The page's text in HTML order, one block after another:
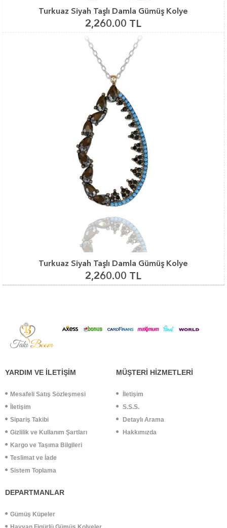
Turkuaz Siyah Taşlı Damla Gümüş Kolye
2,260.00 TL
Turkuaz Siyah Taşlı Damla Gümüş Kolye
2,260.00 TL
YARDIM VE İLETİŞİM
Mesafeli Satış Sözleşmesi
İletişim
Sipariş Takibi
Gizlilik ve Kullanım Şartları
Kargo ve Taşıma Bilgileri
Teslimat ve İade
Sistem Toplama
MÜŞTERİ HİZMETLERİ
İletişim
S.S.S.
Detaylı Arama
Hakkımızda
DEPARTMANLAR
Gümüş Küpeler